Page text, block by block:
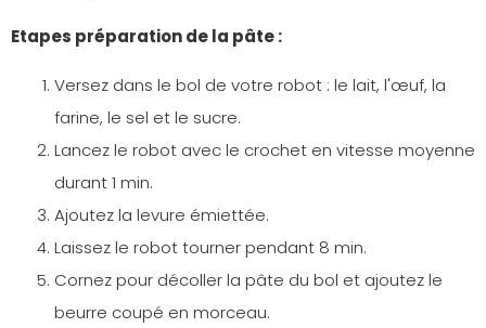
Etapes préparation de la pâte :
Versez dans le bol de votre robot : le lait, l'œuf, la
farine, le sel et le sucre.
Lancez le robot avec le crochet en vitesse moyenne
durant 1 min.
Ajoutez la levure émiettée.
Laissez le robot tourner pendant 8 min.
Cornez pour décoller la pâte du bol et ajoutez le
beurre coupé en morceau.